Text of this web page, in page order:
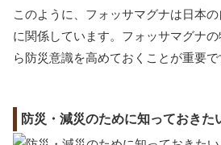
このように、フォッサマグナは日本
に関係しています。フォッサマグナ
ら防災意識を高めておくことが重要で
防災・減災のために知っておきた